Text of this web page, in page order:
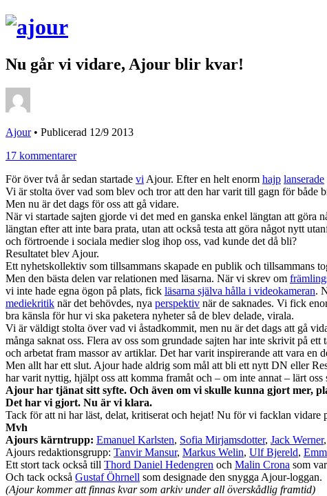
Nu går vi vidare, Ajour blir kvar!
Ajour• Publicerad 12/9 2013
17 kommentarer
För över två år sedan startade vi Ajour. Efter en helt enorm hajp lanserade
Vi är stolta över vad som blev och tror att den har varit till gagn för både
Men nu är det dags för oss att gå vidare.
När vi startade sajten gjorde vi det med en ganska enkel längtan att
längtan efter att inte bara prata, utan att också testa att göra något nytt
och förtroende i sociala medier slog ihop oss, vad kunde det då bli?
Resultatet blev Ajour.
Ett nyhetskollektiv som tillsammans skapade en publik och tillsammans
Men den bästa delen var relationen med läsarna. När vi skrev om
vi inte hade egna ögon på plats, fick läsarna själva hålla i videokameran.
mediekritik när det behövdes, nya perspektiv när de saknades. Vi fick
bra känsla för hur vi ska paketera nyheter så de blev delade, virala.
Vi är väldigt stolta över vad vi åstadkommit, men nu är det dags att gå
många saknat oss. Flera av oss som grundade sajten har inte skrivit på
och arbetat fram massor av artiklar. Det har varit inspirerande att vara en
Men allt har ett slut. Ajour hade aldrig som mål att bli ett nytt DN eller
har varit nyttig, hjälpt oss att komma framåt och – om inte annat – lärt
Ajour har tjänat sitt syfte. Och även om vi skulle kunna gjort mer,
Det har vi gjort. Nu är vi klara.
Tack för att ni har läst, delat, kritiserat och hejat! Nu för vi facklan vidare
Mvh
Ajours kärntrupp: Emanuel Karlsten, Sofia Mirjamsdotter, Jack Werner,
Ajours redaktionsgrupp: Tanvir Mansur, Markus Welin, Ulf Bjereld,
Ett stort tack också till Thord Daniel Hedengren och Malin Crona som
Och tack också Gustaf Öhrnell som designade den snygga Ajour-loggan.
(Ajour kommer att finnas kvar som arkiv under all överskådlig framtid)